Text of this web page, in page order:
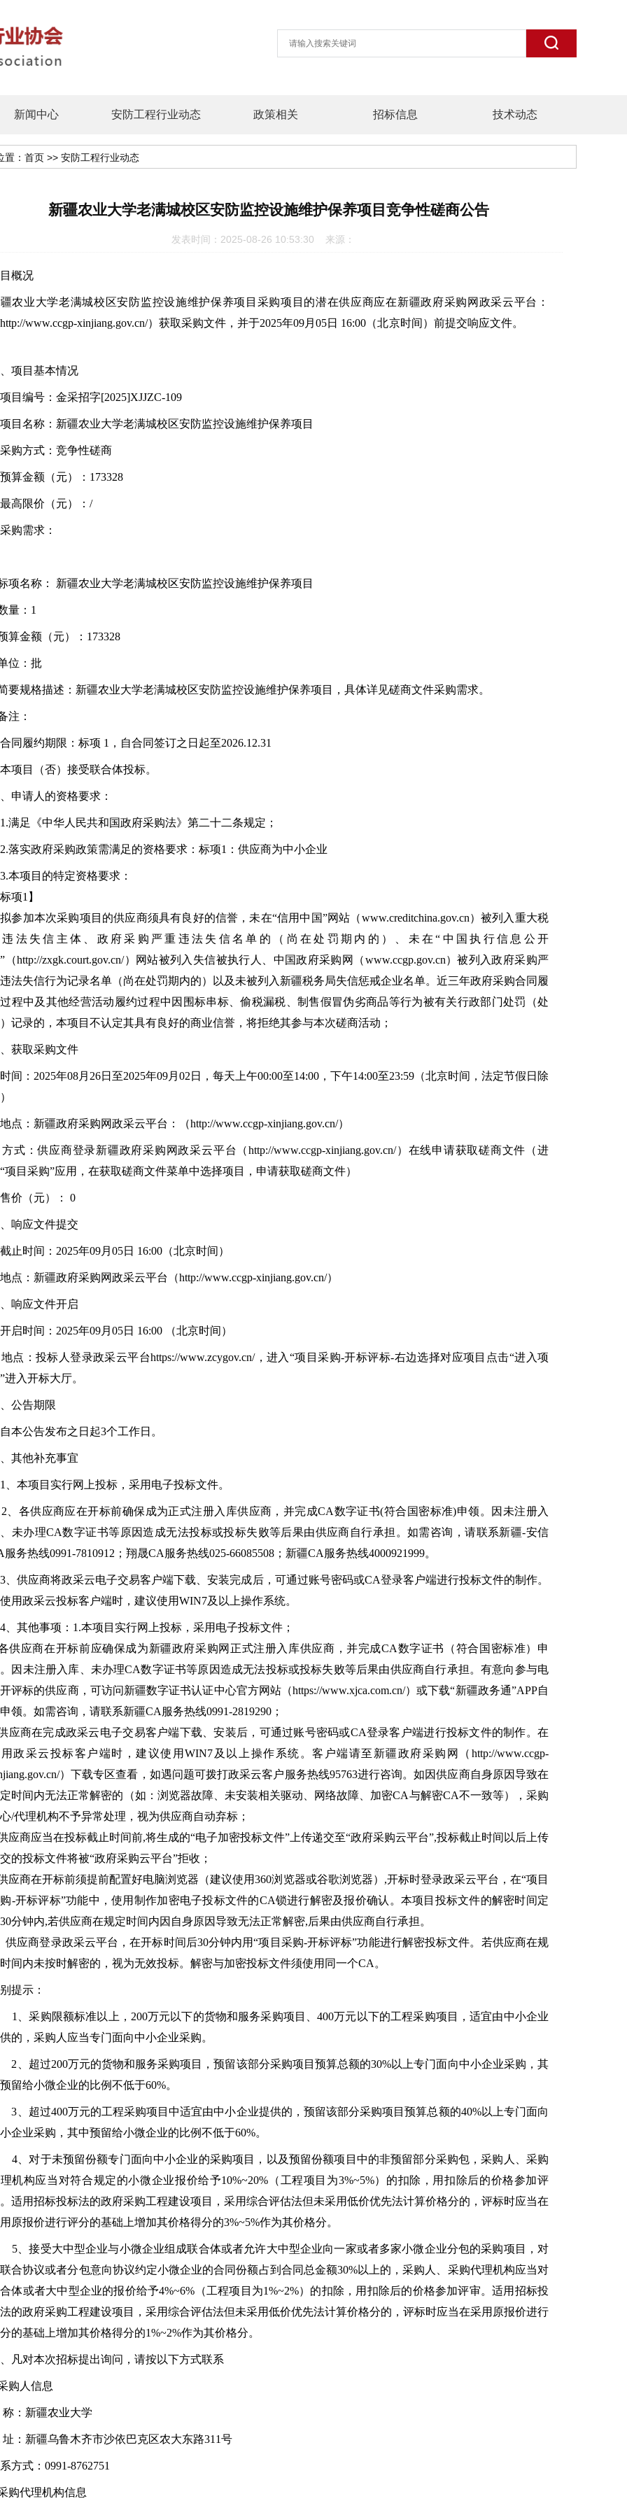
新闻中心 安防工程行业动态 政策相关 招标信息 技术动态
置： 首页 >> 安防工程行业动态
新疆农业大学老满城校区安防监控设施维护保养项目竞争性磋商公告
发表时间：2025-08-26 10:53:30 来源：
目概况
农业大学老满城校区安防监控设施维护保养项目采购项目的潜在供应商应在新疆政府采购网政采云平台：
http://www.ccgp-xinjiang.gov.cn/）获取采购文件，并于2025年09月05日 16:00（北京时间）前提交响应文件。
项目基本情况
目编号：金采招字[2025]XJJZC-109
目名称： 新疆农业大学老满城校区安防监控设施维护保养项目
购方式：竞争性磋商
算金额（元）：173328
高限价（元）：/
购需求：
项名称： 新疆农业大学老满城校区安防监控设施维护保养项目
量：1
算金额（元）：173328
位：批
要规格描述： 新疆农业大学老满城校区安防监控设施维护保养项目，具体详见磋商文件采购需求。
注：
同履约期限：标项 1，自合同签订之日起至2026.12.31
项目（否）接受联合体投标。
申请人的资格要求：
满足《中华人民共和国政府采购法》第二十二条规定；
落实政府采购政策需满足的资格要求：标项1：供应商为中小企业
本项目的特定资格要求：
标项1】
参加本次采购项目的供应商须具有良好的信誉，未在“信用中国”网站（www.creditchina.gov.cn）被列入重大税
违法失信主体、政府采购严重违法失信名单的（尚在处罚期内的）、未在“中国执行信息公开
（http://zxgk.court.gov.cn/）网站被列入失信被执行人、中国政府采购网（www.ccgp.gov.cn）被列入政府采购严
法失信行为记录名单（尚在处罚期内的）以及未被列入新疆税务局失信惩戒企业名单。近三年政府采购合同履
程中及其他经营活动履约过程中因围标串标、偷税漏税、制售假冒伪劣商品等行为被有关行政部门处罚（处
记录的，本项目不认定其具有良好的商业信誉，将拒绝其参与本次磋商活动；
获取采购文件
间：2025年08月26日至2025年09月02日，每天上午00:00至14:00，下午14:00至23:59（北京时间，法定节假日除
点：新疆政府采购网政采云平台：（http://www.ccgp-xinjiang.gov.cn/）
式：供应商登录新疆政府采购网政采云平台（http://www.ccgp-xinjiang.gov.cn/）在线申请获取磋商文件（进
项目采购”应用，在获取磋商文件菜单中选择项目，申请获取磋商文件）
价（元）： 0
响应文件提交
止时间：2025年09月05日 16:00（北京时间）
点：新疆政府采购网政采云平台（http://www.ccgp-xinjiang.gov.cn/）
响应文件开启
启时间：2025年09月05日 16:00 （北京时间）
点：投标人登录政采云平台https://www.zcygov.cn/，进入“项目采购-开标评标-右边选择对应项目点击“进入项
进入开标大厅。
公告期限
本公告发布之日起3个工作日。
其他补充事宜
本项目实行网上投标，采用电子投标文件。
各供应商应在开标前确保成为正式注册入库供应商，并完成CA数字证书(符合国密标准)申领。因未注册入
未办理CA数字证书等原因造成无法投标或投标失败等后果由供应商自行承担。如需咨询，请联系新疆-安信
服务热线0991-7810912；翔晟CA服务热线025-66085508；新疆CA服务热线4000921999。
供应商将政采云电子交易客户端下载、安装完成后，可通过账号密码或CA登录客户端进行投标文件的制作。
用政采云投标客户端时，建议使用WIN7及以上操作系统。
其他事项：1.本项目实行网上投标，采用电子投标文件；
供应商在开标前应确保成为新疆政府采购网正式注册入库供应商，并完成CA数字证书（符合国密标准）申
因未注册入库、未办理CA数字证书等原因造成无法投标或投标失败等后果由供应商自行承担。有意向参与电
评标的供应商，可访问新疆数字证书认证中心官方网站（https://www.xjca.com.cn/）或下载“新疆政务通”APP自
领。如需咨询，请联系新疆CA服务热线0991-2819290；
应商在完成政采云电子交易客户端下载、安装后，可通过账号密码或CA登录客户端进行投标文件的制作。在
政采云投标客户端时，建议使用WIN7及以上操作系统。客户端请至新疆政府采购网（http://www.ccgp-
）下载专区查看，如遇问题可拨打政采云客户服务热线95763进行咨询。如因供应商自身原因导致在
时间内无法正常解密的（如：浏览器故障、未安装相关驱动、网络故障、加密CA与解密CA不一致等），采购
/代理机构不予异常处理，视为供应商自动弃标；
应商应当在投标截止时间前,将生成的“电子加密投标文件”上传递交至“政府采购云平台”,投标截止时间以后上传
的投标文件将被“政府采购云平台”拒收；
应商在开标前须提前配置好电脑浏览器（建议使用360浏览器或谷歌浏览器）,开标时登录政采云平台，在“项目
-开标评标”功能中，使用制作加密电子投标文件的CA锁进行解密及报价确认。本项目投标文件的解密时间定
分钟内,若供应商在规定时间内因自身原因导致无法正常解密,后果由供应商自行承担。
供应商登录政采云平台，在开标时间后30分钟内用“项目采购-开标评标”功能进行解密投标文件。若供应商在规
间内未按时解密的，视为无效投标。解密与加密投标文件须使用同一个CA。
提示：
采购限额标准以上，200万元以下的货物和服务采购项目、400万元以下的工程采购项目，适宜由中小企业
的，采购人应当专门面向中小企业采购。
超过200万元的货物和服务采购项目，预留该部分采购项目预算总额的30%以上专门面向中小企业采购，其
留给小微企业的比例不低于60%。
超过400万元的工程采购项目中适宜由中小企业提供的，预留该部分采购项目预算总额的40%以上专门面向
企业采购，其中预留给小微企业的比例不低于60%。
对于未预留份额专门面向中小企业的采购项目，以及预留份额项目中的非预留部分采购包，采购人、采购
机构应当对符合规定的小微企业报价给予10%~20%（工程项目为3%~5%）的扣除，用扣除后的价格参加评
适用招标投标法的政府采购工程建设项目，采用综合评估法但未采用低价优先法计算价格分的，评标时应当在
原报价进行评分的基础上增加其价格得分的3%~5%作为其价格分。
接受大中型企业与小微企业组成联合体或者允许大中型企业向一家或者多家小微企业分包的采购项目，对
合协议或者分包意向协议约定小微企业的合同份额占到合同总金额30%以上的，采购人、采购代理机构应当对
体或者大中型企业的报价给予4%~6%（工程项目为1%~2%）的扣除，用扣除后的价格参加评审。适用招标投
的政府采购工程建设项目，采用综合评估法但未采用低价优先法计算价格分的，评标时应当在采用原报价进行
的基础上增加其价格得分的1%~2%作为其价格分。
凡对本次招标提出询问，请按以下方式联系
购人信息
： 新疆农业大学
址：新疆乌鲁木齐市沙依巴克区农大东路311号
方式：0991-8762751
购代理机构信息